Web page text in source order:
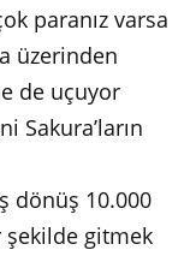
paranız varsa
üzerinden
de uçuyor
Sakura’ların
dönüş 10.000
şekilde gitmek